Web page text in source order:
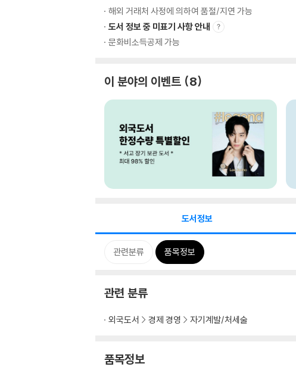
해외 거래처 사정에 의하여 품절/지연 가능
도서 정보 중 미표기 사항 안내
문화비소득공제 가능
이 분야의 이벤트 8
도서정보
관련분류 품목정보
관련 분류
외국도서 경제 경영 자기계발/처세술
품목정보